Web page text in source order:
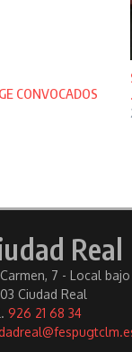
CONVOCADOS
Real
7 - Local bajo
Ciudad Real
926 21 68 34